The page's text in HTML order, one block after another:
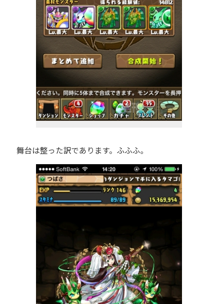
舞台は整った訳であります。ふふふ。